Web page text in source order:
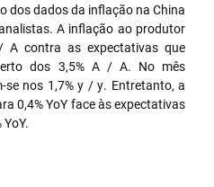
dos dados da inflação na China
A inflação ao produtor
A contra as expectativas que
dos 3,5% A / A. No mês
nos 1,7% y / y. Entretanto, a
0,4% YoY face às expectativas